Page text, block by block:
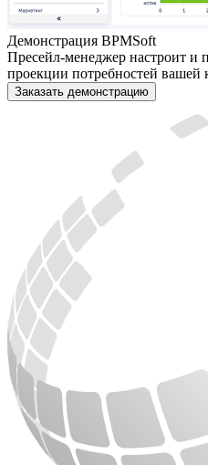
Демонстрация BPMSoft
Пресейл-менеджер настроит и
проекции потребностей вашей
Заказать демонстрацию